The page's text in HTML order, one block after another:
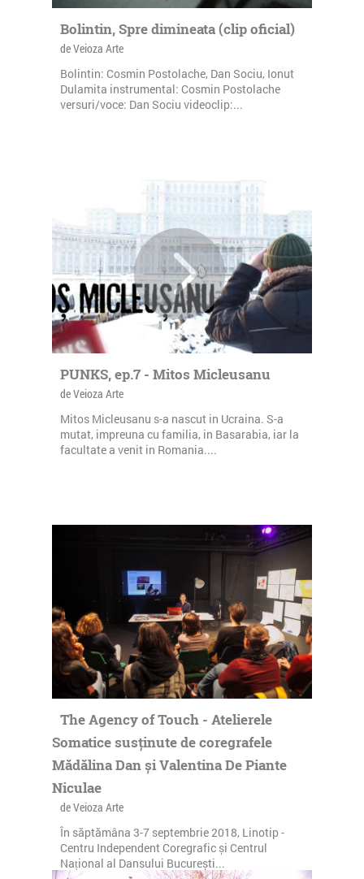
Bolintin, Spre dimineata (clip oficial)
de Veioza Arte
Bolintin: Cosmin Postolache, Dan Sociu, Ionut
Dulamita instrumental: Cosmin Postolache
versuri/voce: Dan Sociu videoclip:...
PUNKS, ep.7 - Mitos Micleusanu
de Veioza Arte
Mitos Micleusanu s-a nascut in Ucraina. S-a
mutat, impreuna cu familia, in Basarabia, iar la
facultate a venit in Romania....
The Agency of Touch - Atelierele
Somatice susținute de coregrafele
Mădălina Dan și Valentina De Piante
Niculae
de Veioza Arte
În săptămâna 3-7 septembrie 2018, Linotip -
Centru Independent Coregrafic și Centrul
Național al Dansului București...